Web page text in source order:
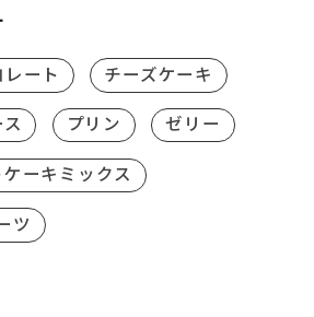
ート チーズケーキ
プリン ゼリー
ーキミックス
ツ